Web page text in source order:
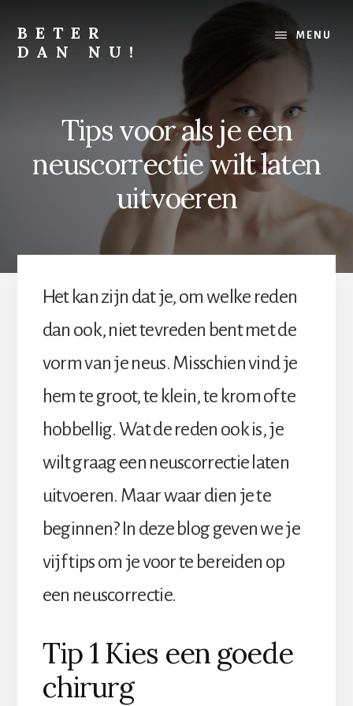
content
footer
BETER
DAN NU!
financieel,
kan
MENU
Tips voor als je een
neuscorrectie wilt laten
uitvoeren
Het kan zijn dat je, om welke reden
dan ook, niet tevreden bent met de
vorm van je neus. Misschien vind je
hem te groot, te klein, te krom of te
hobbellig. Wat de reden ook is, je
wilt graag een neuscorrectie laten
uitvoeren. Maar waar dien je te
beginnen? In deze blog geven we je
vijf tips om je voor te bereiden op
een neuscorrectie.
Tip 1 Kies een goede
chirurg